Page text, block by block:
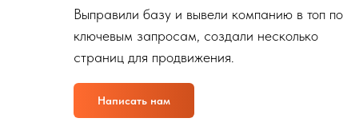
Написать нам
Промышленный альпинизм (г.Санкт-Петербург)
Сайт: alpline.spb.ru
Пром Союз
Выправили базу и вывели компанию в топ по
ключевым запросам, создали несколько
страниц для продвижения.
Написать нам